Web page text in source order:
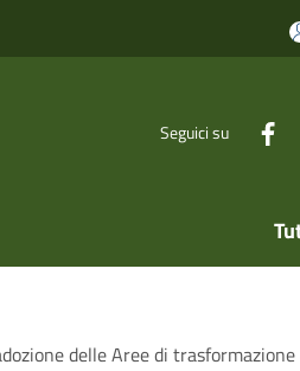
Seguici su
delle Aree di